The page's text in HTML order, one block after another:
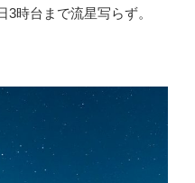
3時台まで流星写らず。